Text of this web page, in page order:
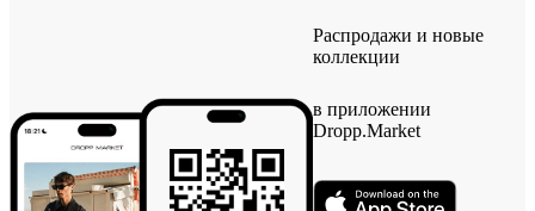
Распродажи и новые
коллекции
в приложении
Dropp.Market